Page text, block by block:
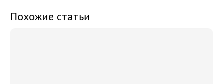
Похожие статьи